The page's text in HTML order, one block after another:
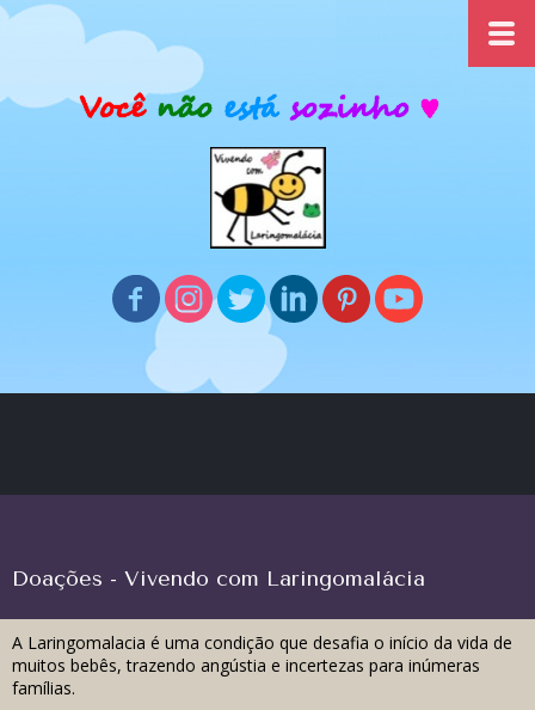
Doações - Vivendo com Laringomalácia
A Laringomalacia é uma condição que desafia o início da vida de
muitos bebês, trazendo angústia e incertezas para inúmeras
famílias.